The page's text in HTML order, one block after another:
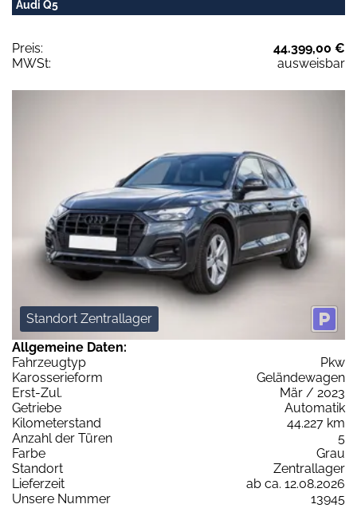
Audi Q5
Preis:
44.399,00 €
MWSt:
ausweisbar
Standort Zentrallager
Allgemeine Daten:
Fahrzeugtyp
Pkw
Karosserieform
Geländewagen
Erst-Zul.
Mär / 2023
Getriebe
Automatik
Kilometerstand
44.227 km
Anzahl der Türen
5
Farbe
Grau
Standort
Zentrallager
Lieferzeit
ab ca. 12.08.2026
Unsere Nummer
13945